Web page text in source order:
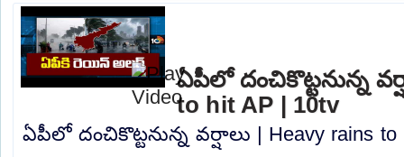
ఏపీలో దంచికొట్టనున్న
to hit AP | 10tv
ఏపీలో దంచికొట్టనున్న వర్షాలు | Heavy rains to